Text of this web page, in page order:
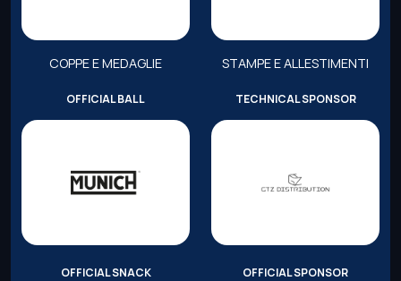
COPPE E MEDAGLIE STAMPE E ALLESTIMENTI
OFFICIAL BALL TECHNICAL SPONSOR
OFFICIAL SNACK OFFICIAL SPONSOR